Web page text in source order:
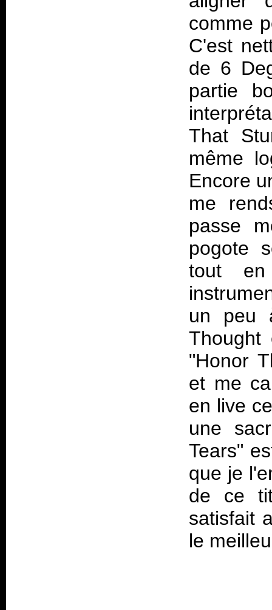
comme
C'est
de 6
partie
That
même
Encore
me
passe
pogote
tout en
un peu
Thought
"Honor
et me
en live
une
Tears"
que je
de ce
satisfait